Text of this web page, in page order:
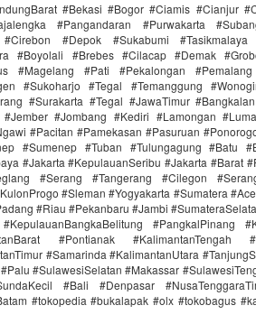
#Bekasi #Bogor #Ciamis #Cianjur
#Pangandaran #Purwakarta
#Depok #Sukabumi #Tasikmalaya
#Boyolali #Brebes #Cilacap #Demak
#Magelang #Pati #Pekalongan #Pemalang
#Sukoharjo #Tegal #Temanggung
#Surakarta #Tegal #JawaTimur
#Jombang #Kediri #Lamongan
#Pacitan #Pamekasan #Pasuruan
#Sumenep #Tuban #Tulungagung #Batu
#Jakarta #KepulauanSeribu #Jakarta #Barat
#Serang #Tangerang #Cilegon
#Sleman #Yogyakarta #Sumatera
#Riau #Pekanbaru #Jambi
#PangkalPinang
#Pontianak #KalimantanTengah
#Samarinda #KalimantanUtara
#SulawesiSelatan #Makassar
#Bali #Denpasar
#tokopedia #bukalapak #olx #tokobagus